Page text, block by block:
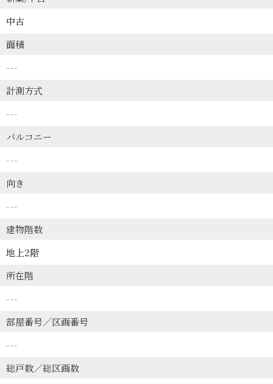
中古
面積
---
計測方式
---
バルコニー
---
向き
---
建物階数
地上2階
所在階
---
部屋番号／区画番号
---
総戸数／総区画数